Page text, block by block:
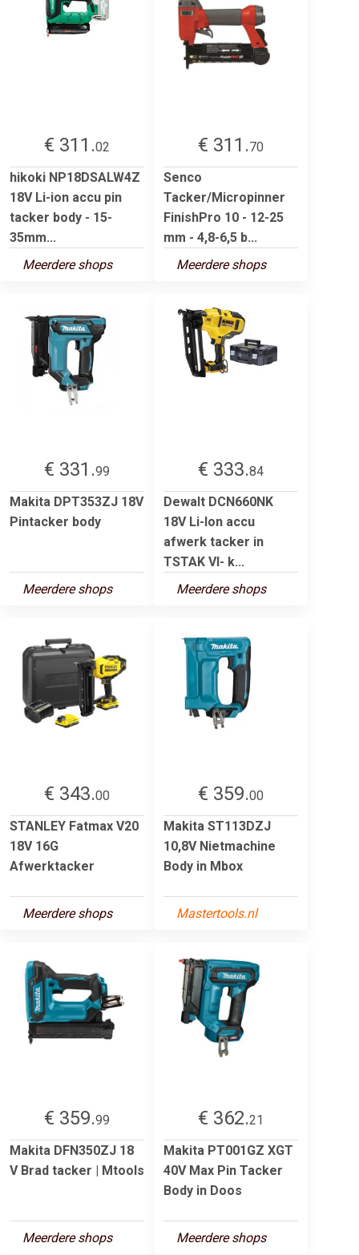
€ 311.02
hikoki NP18DSALW4Z
18V Li-ion accu pin
tacker body - 15-
35mm...
Meerdere shops
€ 311.70
Senco
Tacker/Micropinner
FinishPro 10 - 12-25
mm - 4,8-6,5 b...
Meerdere shops
€ 331.99
Makita DPT353ZJ 18V
Pintacker body
Meerdere shops
€ 333.84
Dewalt DCN660NK
18V Li-Ion accu
afwerk tacker in
TSTAK VI- k...
Meerdere shops
€ 343.00
STANLEY Fatmax V20
18V 16G
Afwerktacker
Meerdere shops
€ 359.00
Makita ST113DZJ
10,8V Nietmachine
Body in Mbox
Mastertools.nl
€ 359.99
Makita DFN350ZJ 18
V Brad tacker | Mtools
Meerdere shops
€ 362.21
Makita PT001GZ XGT
40V Max Pin Tacker
Body in Doos
Meerdere shops